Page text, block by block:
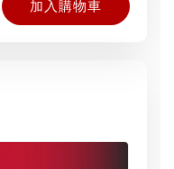
加入購物車